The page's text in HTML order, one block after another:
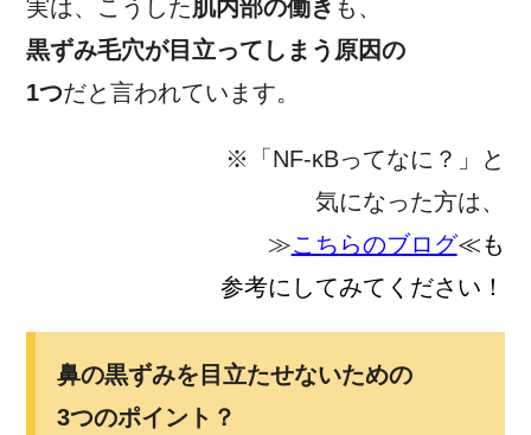
実は、こうした肌内部の働き も、
黒ずみ毛穴が目立ってしまう原因の
1つだと言われています。
※「NF-κBってなに？」と
気になった方は、
≫こちらのブログ≪も
参考にしてみてください！
鼻の黒ずみを目立たせないための
3つのポイント？